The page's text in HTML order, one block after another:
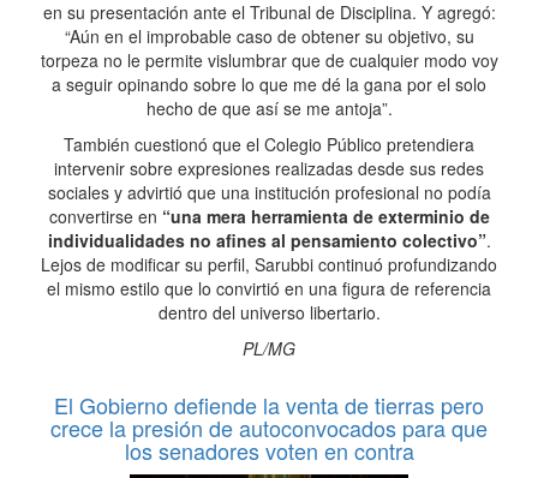
en su presentación ante el Tribunal de Disciplina. Y agregó:
“Aún en el improbable caso de obtener su objetivo, su
torpeza no le permite vislumbrar que de cualquier modo voy
a seguir opinando sobre lo que me dé la gana por el solo
hecho de que así se me antoja”.
También cuestionó que el Colegio Público pretendiera
intervenir sobre expresiones realizadas desde sus redes
sociales y advirtió que una institución profesional no podía
convertirse en “una mera herramienta de exterminio de
individualidades no afines al pensamiento colectivo”.
Lejos de modificar su perfil, Sarubbi continuó profundizando
el mismo estilo que lo convirtió en una figura de referencia
dentro del universo libertario.
PL/MG
El Gobierno defiende la venta de tierras pero
crece la presión de autoconvocados para que
los senadores voten en contra